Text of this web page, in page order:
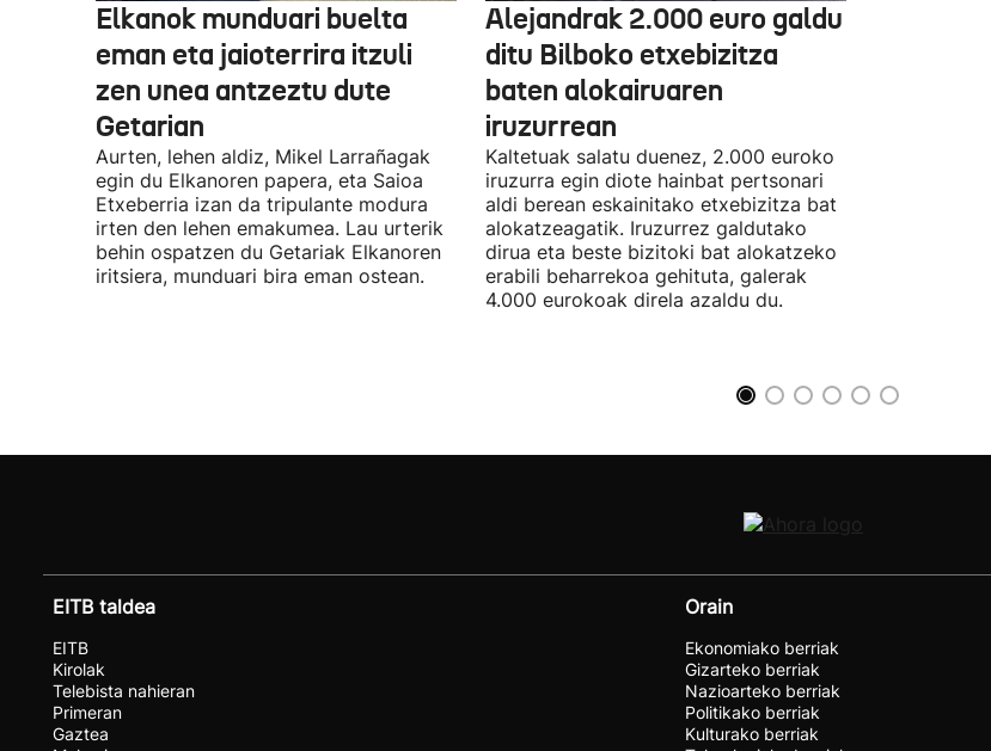
Elkanok munduari buelta
eman eta jaioterrira itzuli
zen unea antzeztu dute
Getarian
Aurten, lehen aldiz, Mikel Larrañagak
egin du Elkanoren papera, eta Saioa
Etxeberria izan da tripulante modura
irten den lehen emakumea. Lau urterik
behin ospatzen du Getariak Elkanoren
iritsiera, munduari bira eman ostean.
Alejandrak 2.000 euro galdu
ditu Bilboko etxebizitza
baten alokairuaren
iruzurrean
Kaltetuak salatu duenez, 2.000 euroko
iruzurra egin diote hainbat pertsonari
aldi berean eskainitako etxebizitza bat
alokatzeagatik. Iruzurrez galdutako
dirua eta beste bizitoki bat alokatzeko
erabili beharrekoa gehituta, galerak
4.000 eurokoak direla azaldu du.
EITB taldea
EITB
Kirolak
Telebista nahieran
Primeran
Gaztea
Orain
Ekonomiako berriak
Gizarteko berriak
Nazioarteko berriak
Politikako berriak
Kulturako berriak